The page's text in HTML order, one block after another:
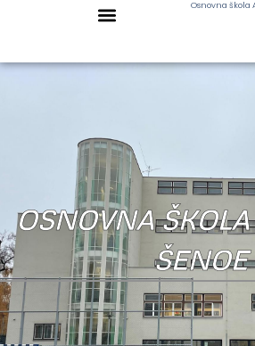
Osnovna škola
OSNOVNA
ŠENOE